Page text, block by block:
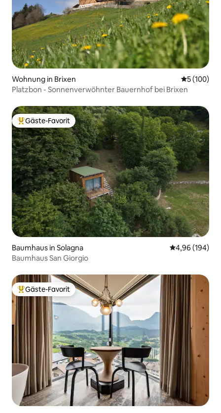
Wohnung in Brixen
5 (100)
Platzbon - Sonnenverwöhnter Bauernhof bei Brixen
Beliebter Gäste-Favorit.
Gäste-Favorit
Baumhaus in Solagna
4,96 (194)
Baumhaus San Giorgio
Beliebter Gäste-Favorit.
Gäste-Favorit